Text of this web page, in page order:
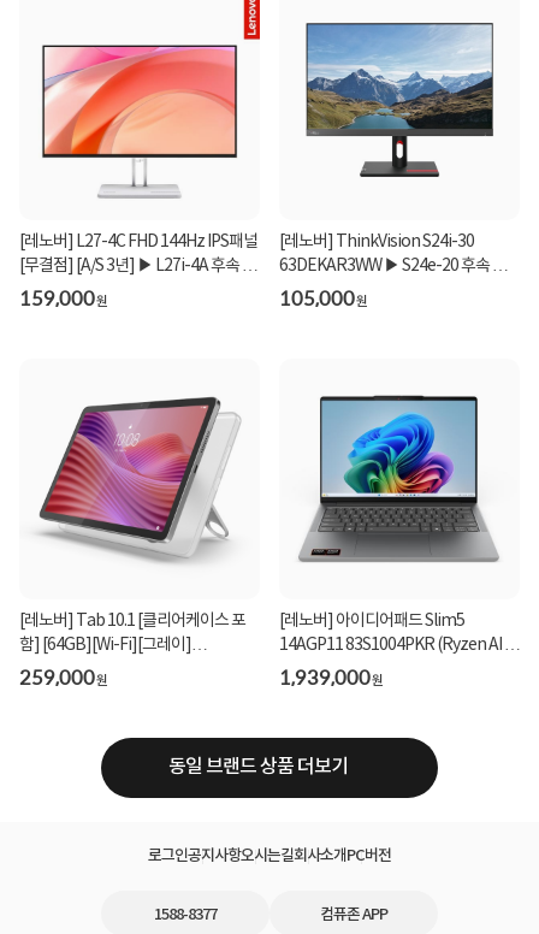
[레노버] L27-4C FHD 144Hz IPS패널
[무결점] [A/S 3년] ▶ L27i-4A 후속 모
델 ◀
159,000원
[레노버] ThinkVision S24i-30
63DEKAR3WW ▶ S24e-20 후속 모
델 ◀
105,000원
[레노버] Tab 10.1 [클리어케이스 포
함] [64GB][Wi-Fi][그레이]
_ZAEH0020KR
259,000원
[레노버] 아이디어패드 Slim5
14AGP11 83S1004PKR (Ryzen AI 7
450/32GB/1TB/Win11Hom...
1,939,000원
동일 브랜드 상품 더보기
로그인공지사항오시는길회사소개PC버전
1588-8377 컴퓨존 APP